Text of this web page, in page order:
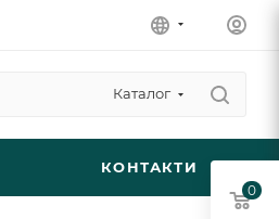
Каталог
КОНТАКТИ
0